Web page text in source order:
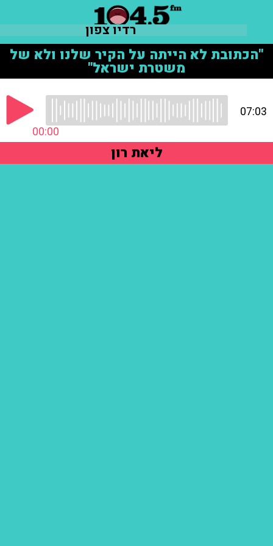
רדיו צפון
"הכתובת לא הייתה על הקיר שלנו ולא של
משטרת ישראל"
00:00
07:03
ליאת רון